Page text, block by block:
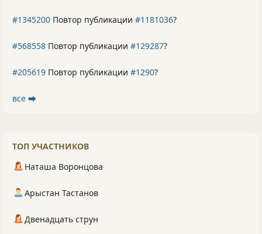
#1345200 Повтор публикации #1181036?
#568558 Повтор публикации #129287?
#205619 Повтор публикации #1290?
все ⮕
ТОП УЧАСТНИКОВ
Наташа Воронцова
Арыстан Тастанов
Двенадцать струн